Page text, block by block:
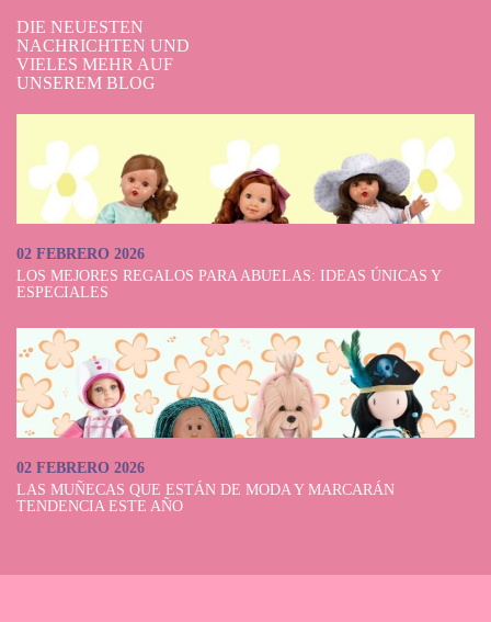
DIE NEUESTEN
NACHRICHTEN UND
VIELES MEHR AUF
UNSEREM BLOG
02 FEBRERO 2026
LOS MEJORES REGALOS PARA ABUELAS: IDEAS ÚNICAS Y
ESPECIALES
02 FEBRERO 2026
LAS MUÑECAS QUE ESTÁN DE MODA Y MARCARÁN
TENDENCIA ESTE AÑO